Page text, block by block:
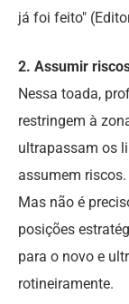
já foi feito"
2. Assumir
Nessa toada,
restringem à
ultrapassam os
assumem riscos.
Mas não é
posições
para o novo e
rotineiramente.